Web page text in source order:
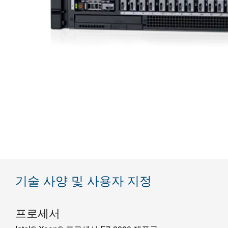
기술 사양 및 사용자 지정
프로세서